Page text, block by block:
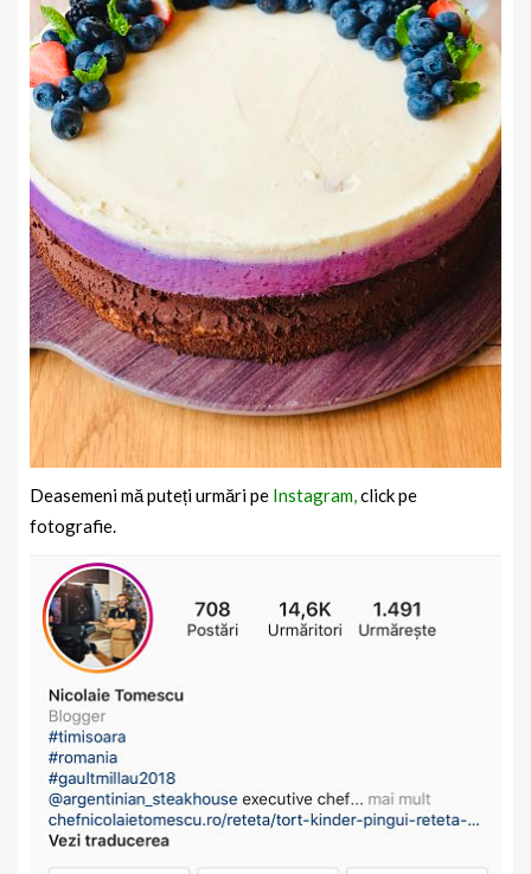
Deasemeni mă puteți urmări pe Instagram,click pe
fotografie.